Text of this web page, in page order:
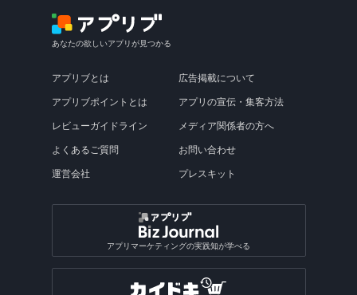
あなたの欲しいアプリが見つかる
アプリブとは
アプリブポイントとは
レビューガイドライン
よくあるご質問
運営会社
広告掲載について
アプリの宣伝・集客方法
メディア関係者の方へ
お問い合わせ
プレスキット
アプリマーケティングの実践知が学べる